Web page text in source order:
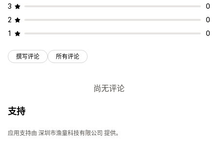
3
0
2
0
1
0
撰写评论 所有评论
尚无评论
支持
应用支持由 深圳市渔童科技有限公司 提供。